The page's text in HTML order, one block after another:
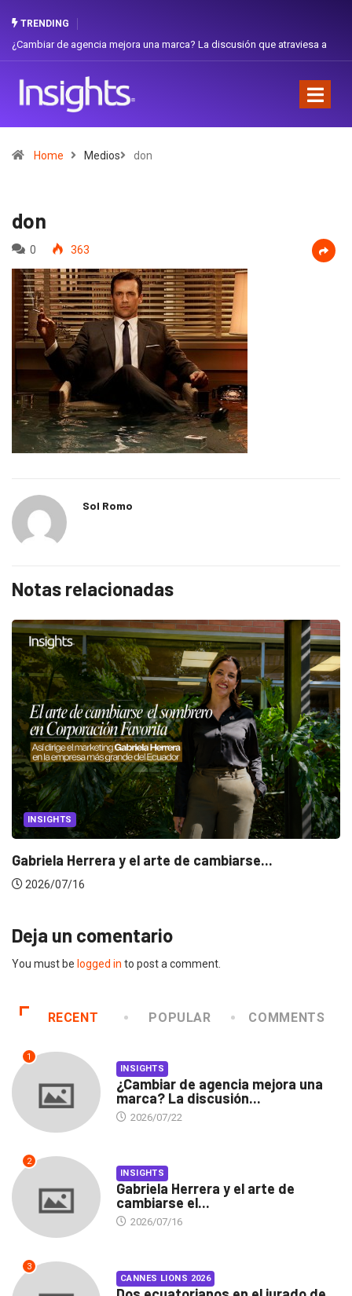
TRENDING
de agencia mejora una marca? La discusión que atraviesa a
Gabriela
Home Medios don
don
0 363
Sol Romo
Notas relacionadas
INSIGHTS
Gabriela Herrera y el arte de cambiarse...
2026/07/16
Deja un comentario
You must be logged in to post a comment.
RECENT POPULAR COMMENTS
1
INSIGHTS
¿Cambiar de agencia mejora una
marca? La discusión...
2026/07/22
2
INSIGHTS
Gabriela Herrera y el arte de
cambiarse el...
2026/07/16
3
CANNES LIONS 2026